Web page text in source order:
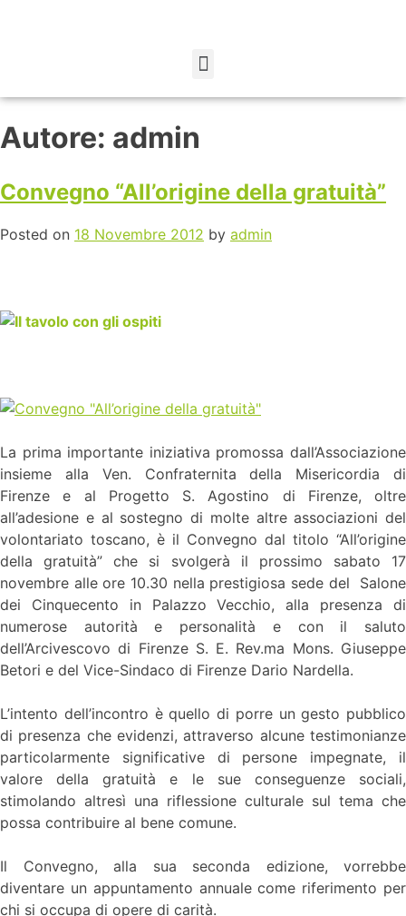
Autore: admin
Convegno “All’origine della gratuità”
Posted on 18 Novembre 2012 by admin
La prima importante iniziativa promossa dall’Associazione
insieme alla Ven. Confraternita della Misericordia di
Firenze e al Progetto S. Agostino di Firenze, oltre
all’adesione e al sostegno di molte altre associazioni del
volontariato toscano, è il Convegno dal titolo “All’origine
della gratuità” che si svolgerà il prossimo sabato 17
novembre alle ore 10.30 nella prestigiosa sede del Salone
dei Cinquecento in Palazzo Vecchio, alla presenza di
numerose autorità e personalità e con il saluto
dell’Arcivescovo di Firenze S. E. Rev.ma Mons. Giuseppe
Betori e del Vice-Sindaco di Firenze Dario Nardella.
L’intento dell’incontro è quello di porre un gesto pubblico
di presenza che evidenzi, attraverso alcune testimonianze
particolarmente significative di persone impegnate, il
valore della gratuità e le sue conseguenze sociali,
stimolando altresì una riflessione culturale sul tema che
possa contribuire al bene comune.
Il Convegno, alla sua seconda edizione, vorrebbe
diventare un appuntamento annuale come riferimento per
chi si occupa di opere di carità.